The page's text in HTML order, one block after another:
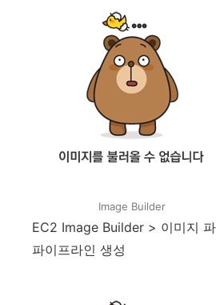
Image Builder
EC2 Image Builder > 이미지
파이프라인 생성